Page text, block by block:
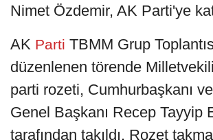
Nimet Özdemir, AK Parti'ye
AK Parti TBMM Grup
düzenlenen törende
parti rozeti, Cumhurbaşkanı ve
Genel Başkanı Recep Tayyip
tarafından takıldı. Rozet